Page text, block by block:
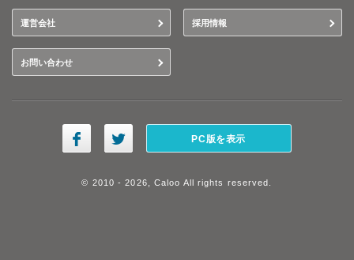
運営会社 採用情報
お問い合わせ
PC版を表示
© 2010 - 2026, Caloo All rights reserved.